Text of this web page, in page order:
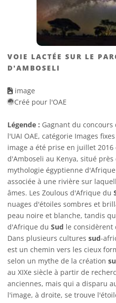
VOIE LACTÉE SUR LE
D'AMBOSELI
image
Créé pour l'OAE
Légende : Gagnant du
l'UAI OAE, catégorie Images
image a été prise en juillet
d'Amboseli au Kenya, situé
mythologie égyptienne
associée à une rivière sur
âmes. Les Zoulous d'Afrique du
nuages d'étoiles sombres et
peau noire et blanche, tandis
d'Afrique du Sud le considèrent
Dans plusieurs cultures sud-
est un chemin vers les cieux
selon un mythe de la création
au XIXe siècle à partir de
anciennes, mais qui a disparu
l'image, à droite, se trouve